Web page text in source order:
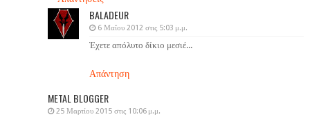
BALADEUR
6 Μαΐου 2012 στις 5:03 μ.μ.
Έχετε απόλυτο δίκιο μεσιέ...
Απάντηση
METAL BLOGGER
25 Μαρτίου 2015 στις 10:06 μ.μ.